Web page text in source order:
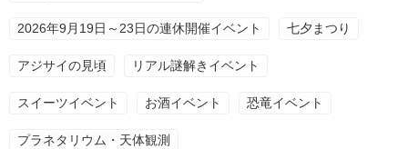
2026年9月19日～23日の連休開催イベント 七夕まつり
アジサイの見頃 リアル謎解きイベント
スイーツイベント お酒イベント 恐竜イベント
プラネタリウム・天体観測